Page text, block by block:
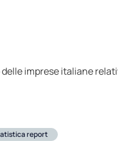
imprese italiane
report